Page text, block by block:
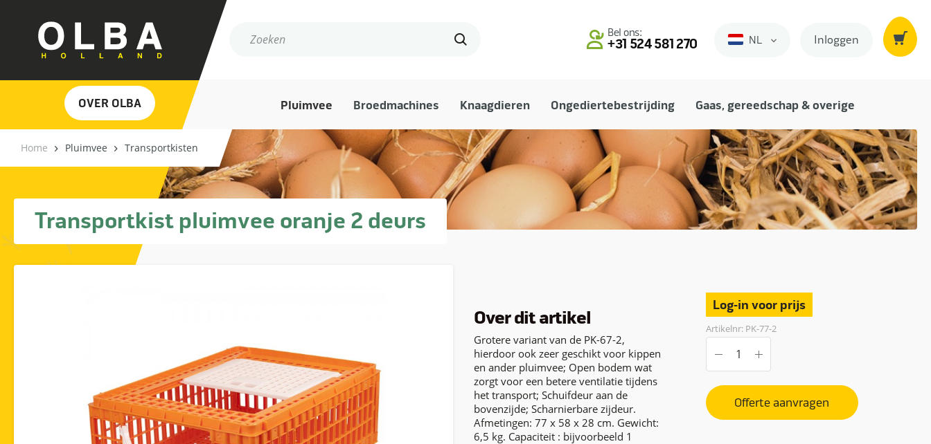
Bel ons:
+31 524 581 270 Nederlands
NL Inloggen
OVER OLBA Pluimvee Broedmachines Knaagdieren Ongediertebestrijding Gaas, gereedschap & overige
Home Pluimvee Transportkisten
Transportkist pluimvee oranje 2 deurs
Over dit artikel
Grotere variant van de PK-67-2,
hierdoor ook zeer geschikt voor kippen
en ander pluimvee; Open bodem wat
zorgt voor een betere ventilatie tijdens
het transport; Schuifdeur aan de
bovenzijde; Scharnierbare zijdeur.
Afmetingen: 77 x 58 x 28 cm. Gewicht:
6,5 kg. Capaciteit : bijvoorbeeld 1
Log-in voor prijs
Artikelnr: PK-77-2
Offerte aanvragen